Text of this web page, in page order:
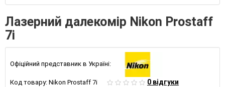
Лазерний далекомір Nikon Prostaff
7i
Офіційний представник в Україні:
Код товару: Nikon Prostaff 7i 0 відгуки